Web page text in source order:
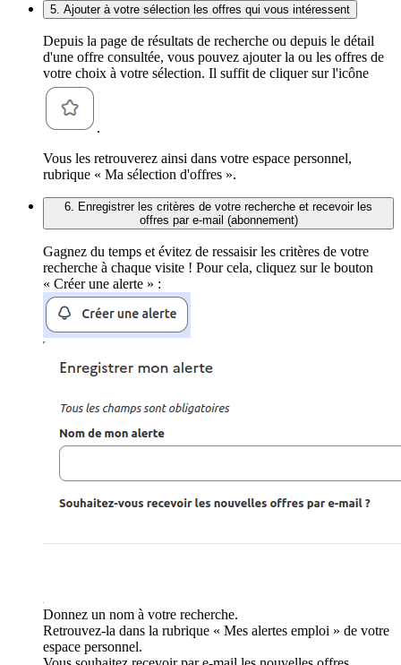
5. Ajouter à votre sélection les offres qui vous intéressent
Depuis la page de résultats de recherche ou depuis le détail
d'une offre consultée, vous pouvez ajouter la ou les offres de
votre choix à votre sélection. Il suffit de cliquer sur l'icône
.
Vous les retrouverez ainsi dans votre espace personnel,
rubrique « Ma sélection d'offres ».
6. Enregistrer les critères de votre recherche et recevoir les
offres par e-mail (abonnement)
Gagnez du temps et évitez de ressaisir les critères de votre
recherche à chaque visite ! Pour cela, cliquez sur le bouton
« Créer une alerte » :
Donnez un nom à votre recherche.
Retrouvez-la dans la rubrique « Mes alertes emploi » de votre
espace personnel.